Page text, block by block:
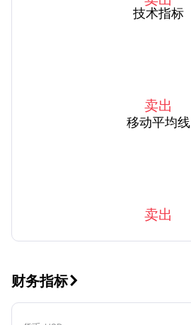
技术指标
卖出
移动平均线
卖出
财务指标